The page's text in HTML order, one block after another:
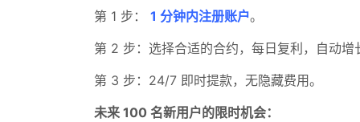
第 1 步： 1 分钟内注册账户。
第 2 步：选择合适的合约，每日复利，自动增
第 3 步：24/7 即时提款，无隐藏费用。
未来 100 名新用户的限时机会：